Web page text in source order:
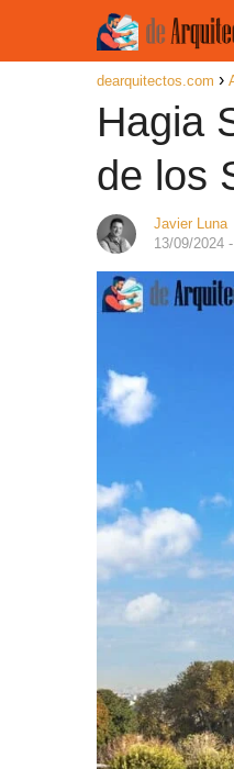
dearquitectos.com
Hagia
de los
Javier Luna
13/09/2024